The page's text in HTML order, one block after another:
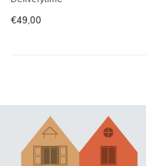
€49,00